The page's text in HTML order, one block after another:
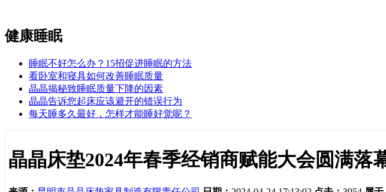
健康睡眠
睡眠不好怎么办？15招促进睡眠的方法
看卧室和寝具如何改善睡眠质量
晶晶揭秘致睡眠质量下降的因素
晶晶告诉您起床应该避开的错误行为
每天睡多久最好，怎样才能睡好觉呢？
晶晶床垫2024年春季经销商赋能大会圆满落